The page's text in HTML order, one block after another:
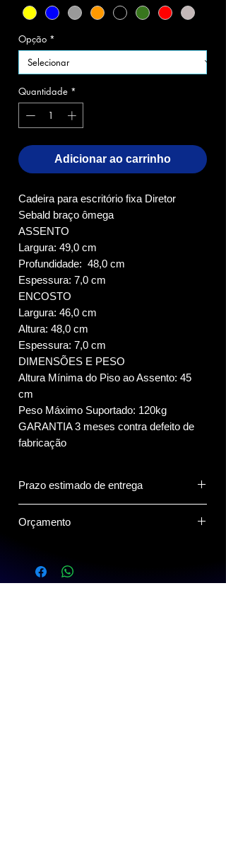
Opção *
Quantidade *
Adicionar ao carrinho
Cadeira para escritório fixa Diretor
Sebald braço ômega
ASSENTO
Largura: 49,0 cm
Profundidade: 48,0 cm
Espessura: 7,0 cm
ENCOSTO
Largura: 46,0 cm
Altura: 48,0 cm
Espessura: 7,0 cm
DIMENSÕES E PESO
Altura Mínima do Piso ao Assento: 45
cm
Peso Máximo Suportado: 120kg
GARANTIA 3 meses contra defeito de
fabricação
Prazo estimado de entrega
Orçamento
vendedor.